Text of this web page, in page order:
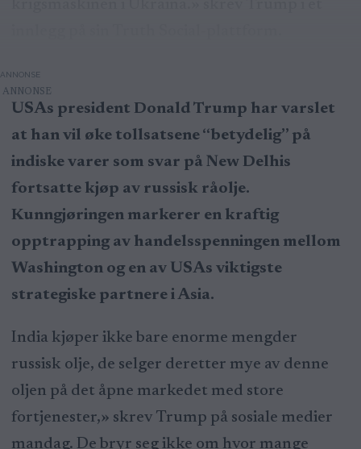
ANNONSE
USAs president Donald Trump har varslet
at han vil øke tollsatsene “betydelig” på
indiske varer som svar på New Delhis
fortsatte kjøp av russisk råolje.
Kunngjøringen markerer en kraftig
opptrapping av handelsspenningen mellom
Washington og en av USAs viktigste
strategiske partnere i Asia.
India kjøper ikke bare enorme mengder
russisk olje, de selger deretter mye av denne
oljen på det åpne markedet med store
fortjenester,» skrev Trump på sosiale medier
mandag. De bryr seg ikke om hvor mange